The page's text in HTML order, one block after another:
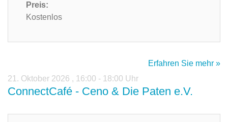
Preis:
Kostenlos
Erfahren Sie mehr »
21. Oktober 2026 , 16:00 - 18:00 Uhr
ConnectCafé - Ceno & Die Paten e.V.